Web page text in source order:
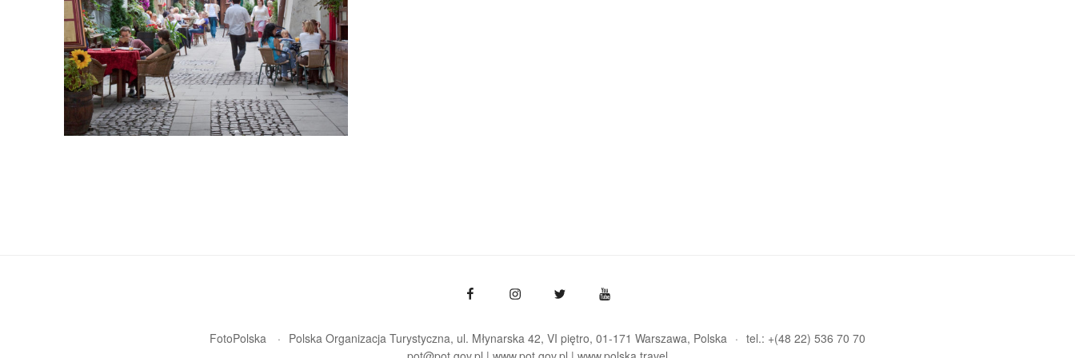
FotoPolska Polska Organizacja Turystyczna, ul. Młynarska 42, VI piętro, 01-171 Warszawa Polska
tel.: +(48 22) 536 70 70